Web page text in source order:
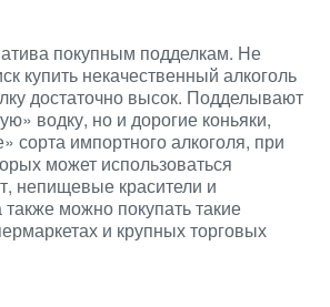
покупным подделкам. Не
купить некачественный алкоголь
достаточно высок. Подделывают
водку, но и дорогие коньяки,
сорта импортного алкоголя, при
может использоваться
непищевые красители и
можно покупать такие
и ​​крупных торговых